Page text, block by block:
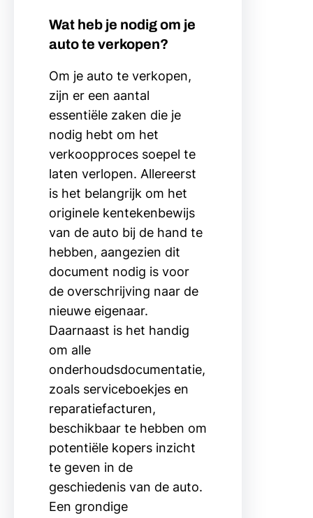
Wat heb je nodig om je
auto te verkopen?
Om je auto te verkopen,
zijn er een aantal
essentiële zaken die je
nodig hebt om het
verkoopproces soepel te
laten verlopen. Allereerst
is het belangrijk om het
originele kentekenbewijs
van de auto bij de hand te
hebben, aangezien dit
document nodig is voor
de overschrijving naar de
nieuwe eigenaar.
Daarnaast is het handig
om alle
onderhoudsdocumentatie,
zoals serviceboekjes en
reparatiefacturen,
beschikbaar te hebben om
potentiële kopers inzicht
te geven in de
geschiedenis van de auto.
Een grondige